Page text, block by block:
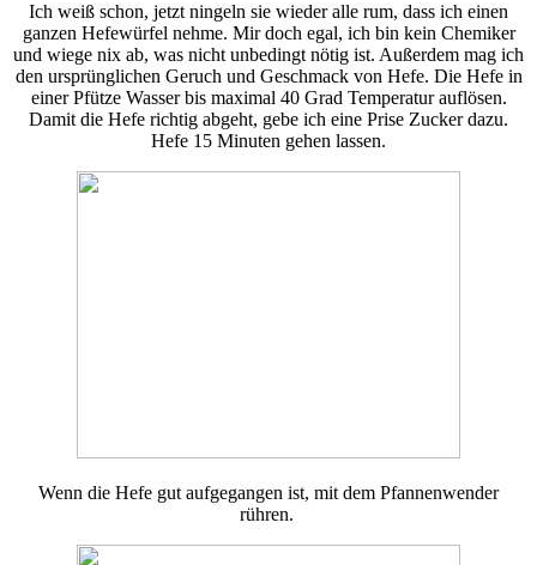
Ich weiß schon, jetzt ningeln sie wieder alle rum, dass ich einen
ganzen Hefewürfel nehme. Mir doch egal, ich bin kein Chemiker
und wiege nix ab, was nicht unbedingt nötig ist. Außerdem mag ich
den ursprünglichen Geruch und Geschmack von Hefe. Die Hefe in
einer Pfütze Wasser bis maximal 40 Grad Temperatur auflösen.
Damit die Hefe richtig abgeht, gebe ich eine Prise Zucker dazu.
Hefe 15 Minuten gehen lassen.
Wenn die Hefe gut aufgegangen ist, mit dem Pfannenwender
rühren.